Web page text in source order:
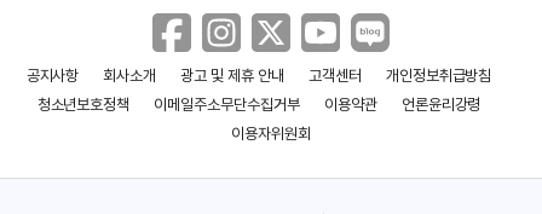
정서경
(1975)
유태오
(1981)
공지사항 회사소개 광고 및 제휴 안내 고객센터
개인정보취급방침
청소년보호정책
이메일주소무단수집거부 이용약관
언론윤리강령
이용자위원회